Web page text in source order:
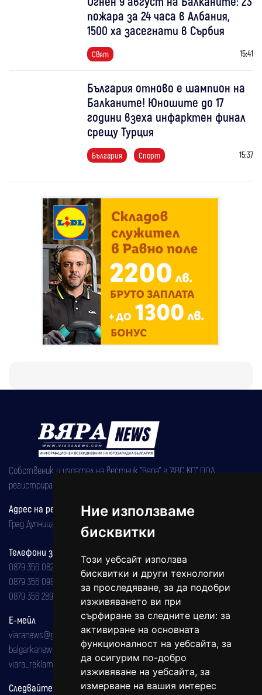
Ние използваме
бисквитки
Този уебсайт използва
бисквитки и други технологии
за проследяване, за да подобри
изживяването ви при
сърфиране за следните цели: за
активиране на основната
функционалност на уебсайта, за
да осигурим по-добро
изживяване на уебсайта, за
измерване на вашия интерес
пожара за 24 часа в Албания,
1500 ха засегнати в Сърбия
Свят 15:41
България отново е шампион на
Балканите! Юношите до 17
години взеха инфарктен финал
срещу Турция
България Спорт 15:37
Собственик и издател на вестник "Вяра" е "АВС КО" ООД,
регистрирана на 08.05.2002 година.
Адрес на редакцията
Град Дупница, ул.''Христо Ботев" 43
Телефони за реклама и абонаменти
0879 356 082
0879 356 098
0879 356 289
Е-мейл
viaranews@gmail.com
balgarkanews@gmail.com
viara_reklama@mail.bg
Следвайте ни: